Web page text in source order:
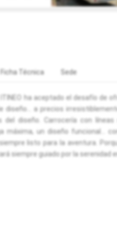
Ficha Técnica Sede
ha aceptado el desafío de
diseño... a precios
diseño. Carrocería con
máxima, un diseño funcional...
listo para la aventura.
siempre guiado por la serenidad en